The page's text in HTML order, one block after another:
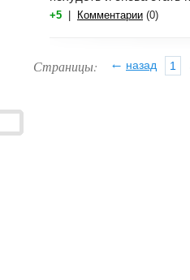
+5 Комментарии (0)
Страницы: назад
← 1